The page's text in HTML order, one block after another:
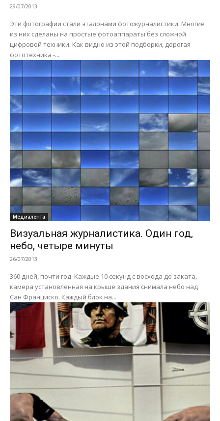
29/07/2013
Эти фотографии стали эталонами фотожурналистики. Многие
из них сделаны на простые фотоаппараты без сложной
цифровой техники. Как видно из этой подборки, дорогая
фототехника -...
Медиалента
Визуальная журналистика. Один год,
небо, четыре минуты
26/07/2013
360 дней, почти год. Каждые 10 секунд с восхода до заката,
камера установленная на крыше здания снимала небо над
Сан Франциско. Каждый блок на...